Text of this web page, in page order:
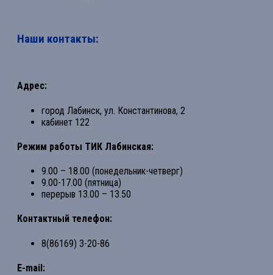
Наши контакты:
Адрес:
город Лабинск, ул. Константинова, 2
кабинет 122
Режим работы ТИК Лабинская:
9.00 – 18.00 (понедельник-четверг)
9.00-17.00 (пятница)
перерыв 13.00 – 13.50
Контактный телефон:
8(86169) 3-20-86
E-mail: